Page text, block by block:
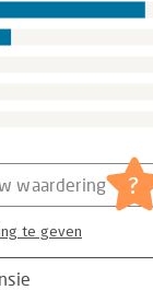
waardering ?
te geven